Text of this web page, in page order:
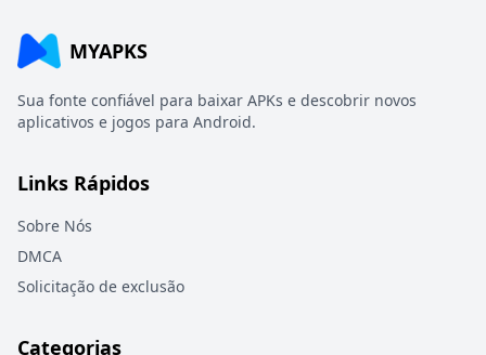
MYAPKS
Sua fonte confiável para baixar APKs e descobrir novos
aplicativos e jogos para Android.
Links Rápidos
Sobre Nós
DMCA
Solicitação de exclusão
Categorias